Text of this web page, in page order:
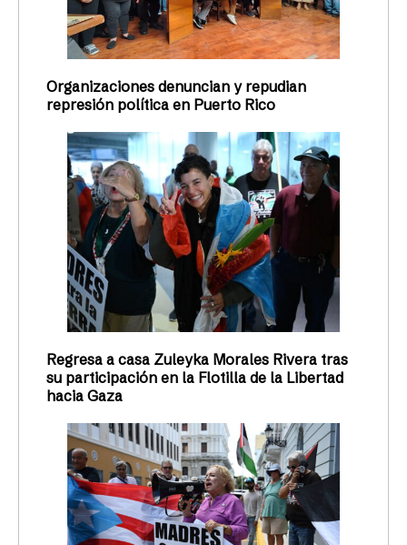
Organizaciones denuncian y repudian
represión política en Puerto Rico
Regresa a casa Zuleyka Morales Rivera tras
su participación en la Flotilla de la Libertad
hacia Gaza